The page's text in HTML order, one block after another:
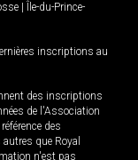
Île-du-Prince-
inscriptions au
des inscriptions
de l'Association
des
que Royal
n'est pas